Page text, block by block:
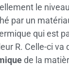
le
par un
qui est
R. Celle-ci va
de la